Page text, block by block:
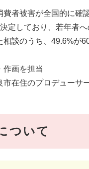
者被害が全国的に確
定しており、若年者
談のうち、49.6%が
作画を担当
在住のプロデューサ
ついて